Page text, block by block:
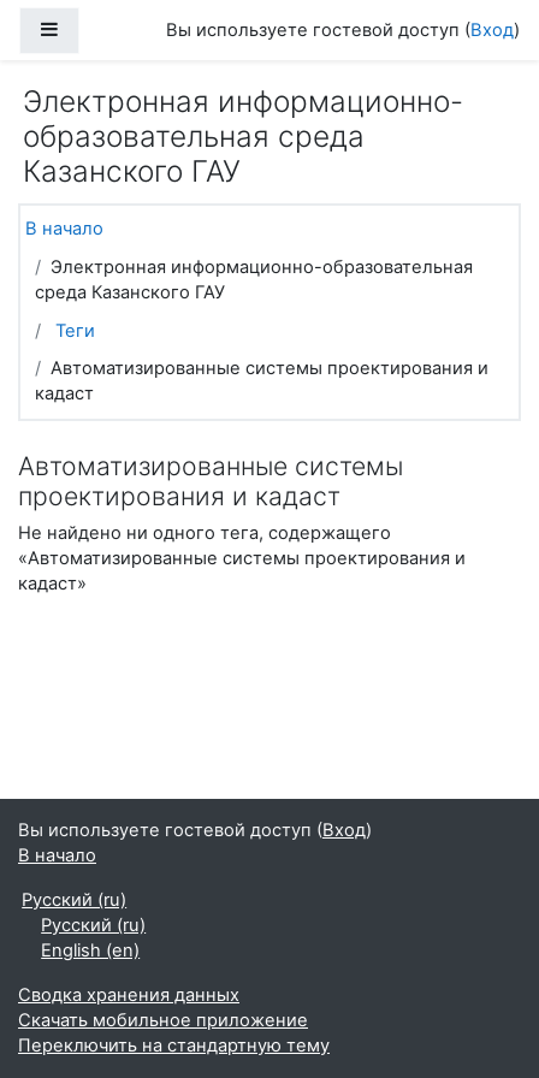
Боковая панельВы используете гостевой доступ (Вход)
Электронная информационно-
образовательная среда
Казанского ГАУ
В начало
Электронная информационно-образовательная
среда Казанского ГАУ
Теги
Автоматизированные системы проектирования и
кадаст
Автоматизированные системы
проектирования и кадаст
Не найдено ни одного тега, содержащего
«Автоматизированные системы проектирования и
кадаст»
Вы используете гостевой доступ (Вход)
В начало
Русский ‎(ru)‎
Русский ‎(ru)‎
English ‎(en)‎
Сводка хранения данных
Скачать мобильное приложение
Переключить на стандартную тему